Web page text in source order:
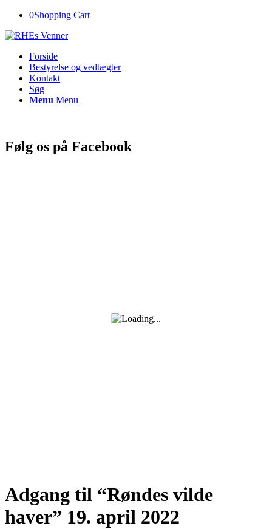
0Shopping Cart
Forside
Bestyrelse og vedtægter
Kontakt
Søg
Menu Menu
Følg os på Facebook
Adgang til “Røndes vilde
haver” 19. april 2022